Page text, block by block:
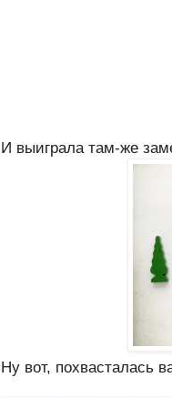
И выиграла там-же
Ну вот, похвасталась